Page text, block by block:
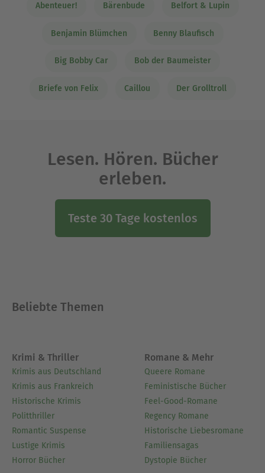
Abenteuer! Bärenbude Belfort & Lupin
Benjamin Blümchen Benny Blaufisch
Big Bobby Car Bob der Baumeister
Briefe von Felix Caillou Der Grolltroll
Lesen. Hören. Bücher
erleben.
Teste 30 Tage kostenlos
Beliebte Themen
Krimi & Thriller
Krimis aus Deutschland
Krimis aus Frankreich
Historische Krimis
Politthriller
Romantic Suspense
Lustige Krimis
Horror Bücher
Romane & Mehr
Queere Romane
Feministische Bücher
Feel-Good-Romane
Regency Romane
Historische Liebesromane
Familiensagas
Dystopie Bücher